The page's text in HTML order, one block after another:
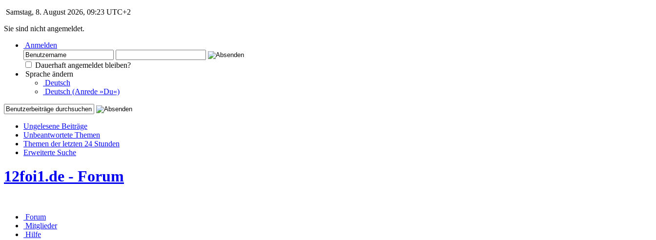
Samstag, 8. August 2026, 09:23 UTC+2
Sie sind nicht angemeldet.
Anmelden
Dauerhaft angemeldet bleiben?
Sprache ändern
Deutsch
Deutsch (Anrede »Du«)
Ungelesene Beiträge
Unbeantwortete Themen
Themen der letzten 24 Stunden
Erweiterte Suche
12foi1.de - Forum
Forum
Mitglieder
Hilfe